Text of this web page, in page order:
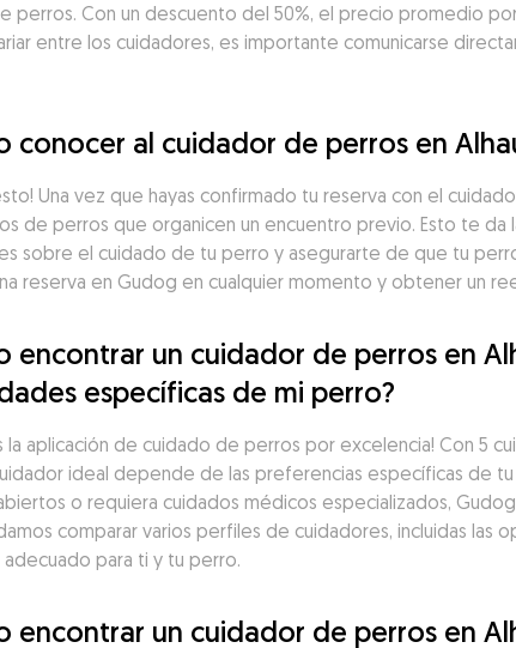
perros. Con un descuento del 50%, el precio promedio
entre los cuidadores, es importante comunicarse
conocer al cuidador de perros en
Una vez que hayas confirmado tu reserva con el
de perros que organicen un encuentro previo. Esto te
sobre el cuidado de tu perro y asegurarte de que tu
reserva en Gudog en cualquier momento y obtener un
encontrar un cuidador de perros en
específicas de mi perro?
la aplicación de cuidado de perros por excelencia! Con 5
ideal depende de las preferencias específicas de
o requiera cuidados médicos especializados,
comparar varios perfiles de cuidadores, incluidas
para ti y tu perro.
encontrar un cuidador de perros en